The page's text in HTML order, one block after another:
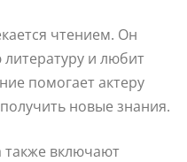
чтением. Он
литературу и любит
помогает актеру
новые знания.
также включают